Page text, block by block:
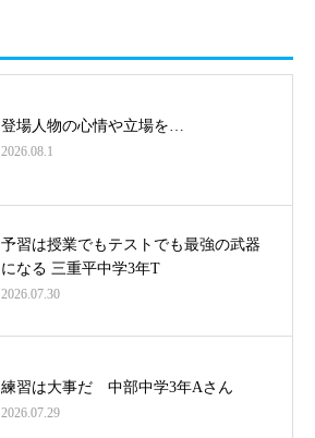
登場人物の心情や立場を…
2026.08.1
予習は授業でもテストでも最強の武器
になる 三重平中学3年T
2026.07.30
練習は大事だ 中部中学3年Aさん
2026.07.29